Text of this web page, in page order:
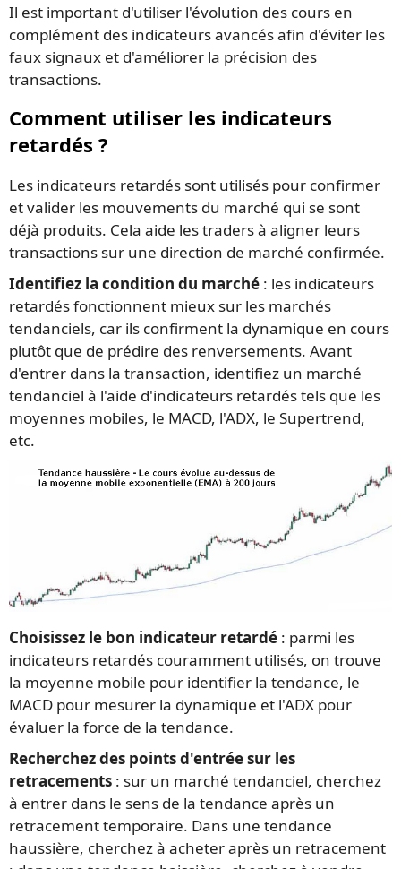
Il est important d'utiliser l'évolution des cours en
complément des indicateurs avancés afin d'éviter les
faux signaux et d'améliorer la précision des
transactions.
Comment utiliser les indicateurs
retardés ?
Les indicateurs retardés sont utilisés pour confirmer
et valider les mouvements du marché qui se sont
déjà produits. Cela aide les traders à aligner leurs
transactions sur une direction de marché confirmée.
Identifiez la condition du marché : les indicateurs
retardés fonctionnent mieux sur les marchés
tendanciels, car ils confirment la dynamique en cours
plutôt que de prédire des renversements. Avant
d'entrer dans la transaction, identifiez un marché
tendanciel à l'aide d'indicateurs retardés tels que les
moyennes mobiles, le MACD, l'ADX, le Supertrend,
etc.
Choisissez le bon indicateur retardé : parmi les
indicateurs retardés couramment utilisés, on trouve
la moyenne mobile pour identifier la tendance, le
MACD pour mesurer la dynamique et l'ADX pour
évaluer la force de la tendance.
Recherchez des points d'entrée sur les
retracements : sur un marché tendanciel, cherchez
à entrer dans le sens de la tendance après un
retracement temporaire. Dans une tendance
haussière, cherchez à acheter après un retracement